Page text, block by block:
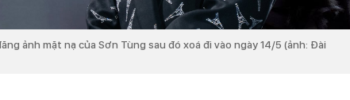
ảnh mặt nạ của Sơn Tùng sau đó xoá đi vào ngày 14/5 (ảnh: Đài